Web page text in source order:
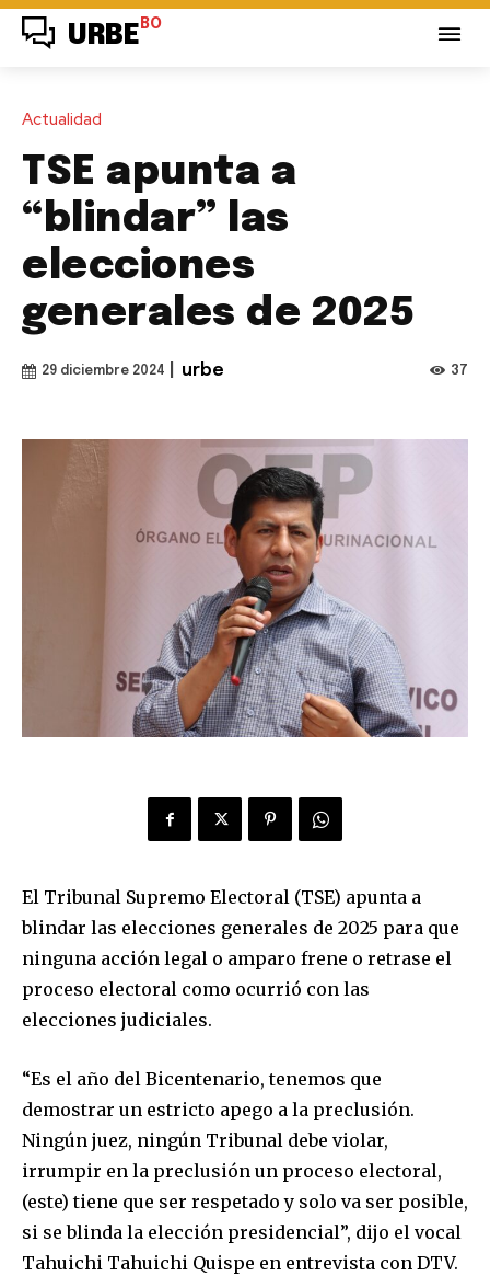
URBE BO
Actualidad
TSE apunta a
“blindar” las
elecciones
generales de 2025
29 diciembre 2024 urbe 37
El Tribunal Supremo Electoral (TSE) apunta a
blindar las elecciones generales de 2025 para que
ninguna acción legal o amparo frene o retrase el
proceso electoral como ocurrió con las
elecciones judiciales.
“Es el año del Bicentenario, tenemos que
demostrar un estricto apego a la preclusión.
Ningún juez, ningún Tribunal debe violar,
irrumpir en la preclusión un proceso electoral,
(este) tiene que ser respetado y solo va ser posible,
si se blinda la elección presidencial”, dijo el vocal
Tahuichi Tahuichi Quispe en entrevista con DTV.